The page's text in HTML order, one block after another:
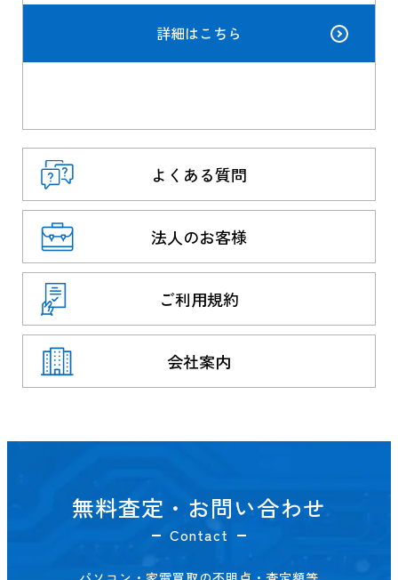
詳細はこちら
よくある質問
法人のお客様
ご利用規約
会社案内
無料査定・お問い合わせ
Contact